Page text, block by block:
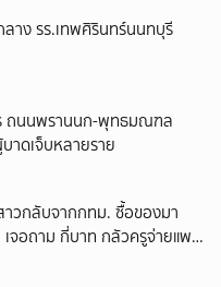
ลาง รร.เทพศิรินทร์นนทบุรี
ถนนพรานนก-พุทธมณฑล
าดเจ็บหลายราย
วกลับจากกทม. ซื้อของมา
เจอถาม กี่บาท กลัวครูจ่ายแพง